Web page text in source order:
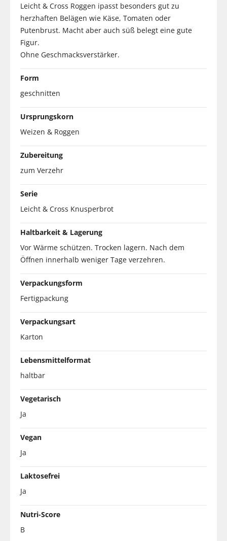
Leicht & Cross Roggen ipasst besonders gut zu
herzhaften Belägen wie Käse, Tomaten oder
Putenbrust. Macht aber auch süß belegt eine gute
Figur.
Ohne Geschmacksverstärker.
Form
geschnitten
Ursprungskorn
Weizen & Roggen
Zubereitung
zum Verzehr
Serie
Leicht & Cross Knusperbrot
Haltbarkeit & Lagerung
Vor Wärme schützen. Trocken lagern. Nach dem
Öffnen innerhalb weniger Tage verzehren.
Verpackungsform
Fertigpackung
Verpackungsart
Karton
Lebensmittelformat
haltbar
Vegetarisch
Ja
Vegan
Ja
Laktosefrei
Ja
Nutri-Score
B